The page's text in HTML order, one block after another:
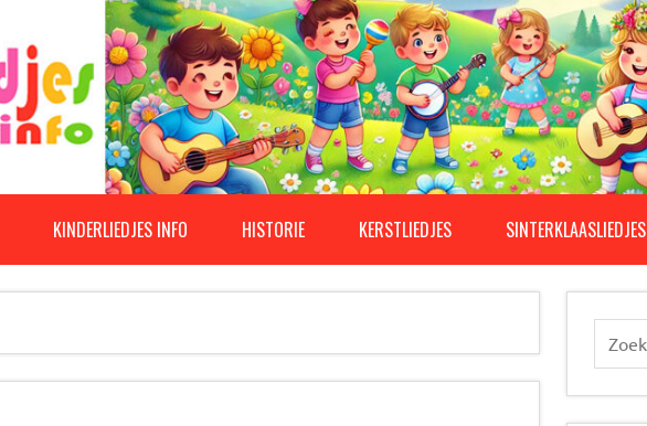
KINDERLIEDJES INFO HISTORIE KERSTLIEDJES SINTERKLAASLIEDJES